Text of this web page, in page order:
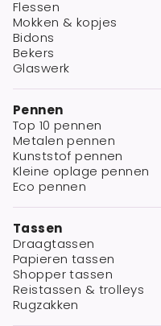
Flessen
Mokken & kopjes
Bidons
Bekers
Glaswerk
Pennen
Top 10 pennen
Metalen pennen
Kunststof pennen
Kleine oplage pennen
Eco pennen
Tassen
Draagtassen
Papieren tassen
Shopper tassen
Reistassen & trolleys
Rugzakken